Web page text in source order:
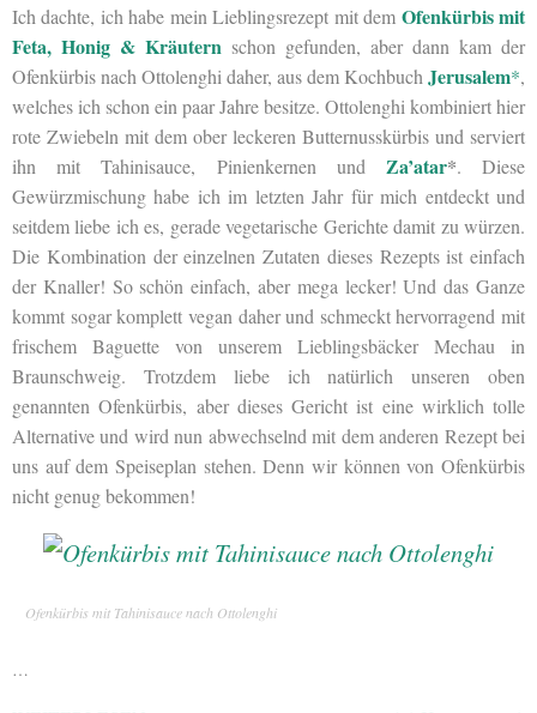
Ich dachte, ich habe mein Lieblingsrezept mit dem Ofenkürbis mit
Feta, Honig & Kräutern schon gefunden, aber dann kam der
Ofenkürbis nach Ottolenghi daher, aus dem Kochbuch Jerusalem*,
welches ich schon ein paar Jahre besitze. Ottolenghi kombiniert hier
rote Zwiebeln mit dem ober leckeren Butternusskürbis und serviert
ihn mit Tahinisauce, Pinienkernen und Za’atar*. Diese
Gewürzmischung habe ich im letzten Jahr für mich entdeckt und
seitdem liebe ich es, gerade vegetarische Gerichte damit zu würzen.
Die Kombination der einzelnen Zutaten dieses Rezepts ist einfach
der Knaller! So schön einfach, aber mega lecker! Und das Ganze
kommt sogar komplett vegan daher und schmeckt hervorragend mit
frischem Baguette von unserem Lieblingsbäcker Mechau in
Braunschweig. Trotzdem liebe ich natürlich unseren oben
genannten Ofenkürbis, aber dieses Gericht ist eine wirklich tolle
Alternative und wird nun abwechselnd mit dem anderen Rezept bei
uns auf dem Speiseplan stehen. Denn wir können von Ofenkürbis
nicht genug bekommen!
Ofenkürbis mit Tahinisauce nach Ottolenghi
…